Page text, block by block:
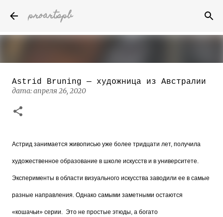
proartspb
Бумажные скульптуры канадского
художника Келвина Николса (Calvin
дата:
Astrid Bruning — художница из Австралии
дата:апреля 26, 2020
Астрид занимается живописью уже более тридцати лет, получила
художественное образование в школе искусств и в университете.
Эксперименты в области визуального искусства заводили ее в самые
разные направления. Однако самыми заметными остаются
«кошачьи» серии. Это не простые этюды, а богато